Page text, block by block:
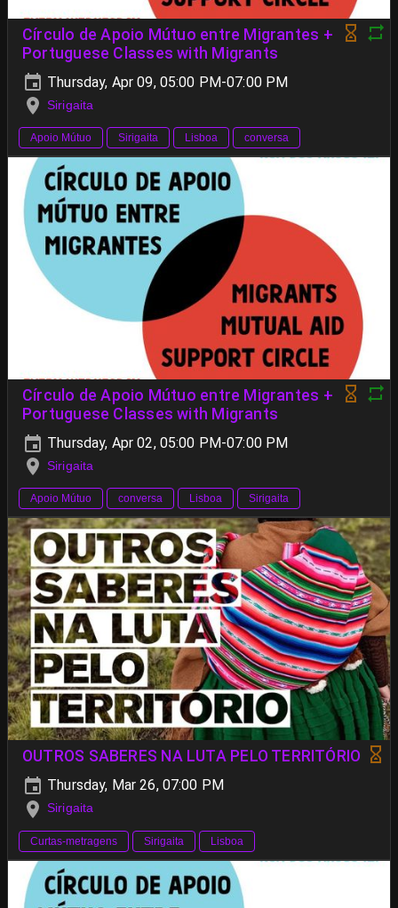
Círculo de Apoio Mútuo entre Migrantes +
Portuguese Classes with Migrants
Thursday, Apr 09, 05:00 PM-07:00 PM
Sirigaita
Apoio Mútuo Sirigaita Lisboa conversa
Círculo de Apoio Mútuo entre Migrantes +
Portuguese Classes with Migrants
Thursday, Apr 02, 05:00 PM-07:00 PM
Sirigaita
Apoio Mútuo conversa Lisboa Sirigaita
OUTROS SABERES NA LUTA PELO TERRITÓRIO
Thursday, Mar 26, 07:00 PM
Sirigaita
Curtas-metragens Sirigaita Lisboa